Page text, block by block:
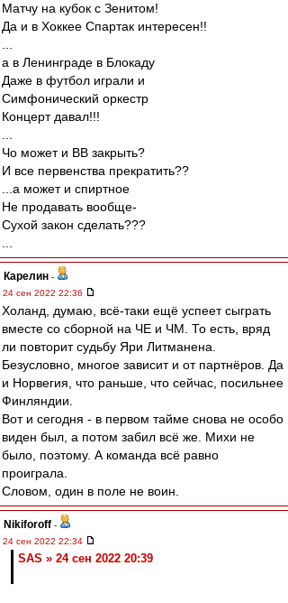
Матчу на кубок с Зенитом!
Да и в Хоккее Спартак интересен!!
а в Ленинграде в Блокаду
Даже в футбол играли и
Симфонический оркестр
Концерт давал!!!
Чо может и ВВ закрыть?
И все первенства прекратить??
...а может и спиртное
Не продавать вообще-
Сухой закон сделать???
Карелин -
24 сен 2022 22:36
Холанд, думаю, всё-таки ещё успеет сыграть
вместе со сборной на ЧЕ и ЧМ. То есть, вряд
ли повторит судьбу Яри Литманена.
Безусловно, многое зависит и от партнёров. Да
и Норвегия, что раньше, что сейчас, посильнее
Финляндии.
Вот и сегодня - в первом тайме снова не особо
виден был, а потом забил всё же. Михи не
было, поэтому. А команда всё равно
проиграла.
Словом, один в поле не воин.
Nikiforoff -
24 сен 2022 22:34
SAS » 24 сен 2022 20:39